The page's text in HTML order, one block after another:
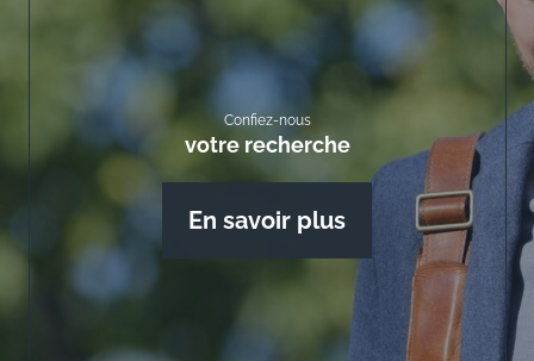
Confiez-nous
votre recherche
En savoir plus